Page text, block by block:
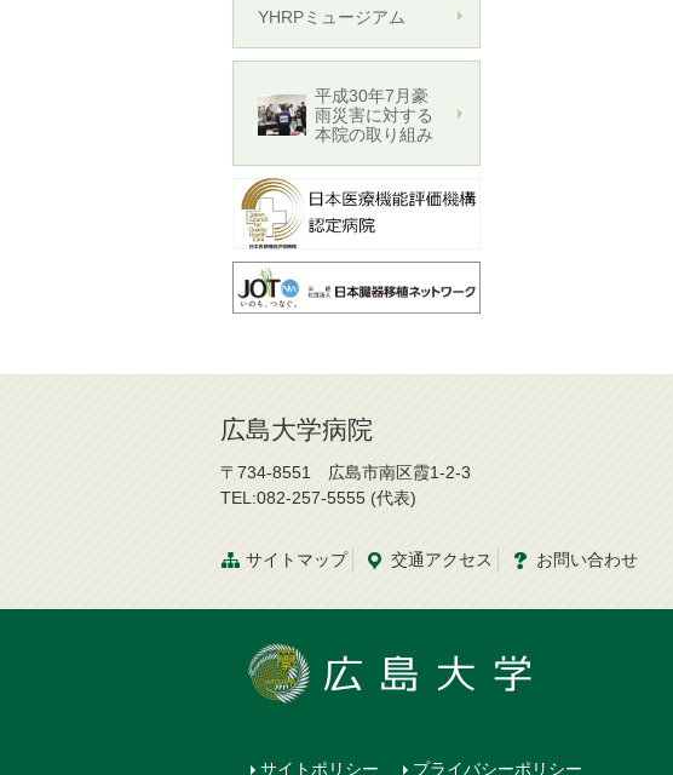
YHRPミュージアム
平成30年7月豪
雨災害に対する
本院の取り組み
広島大学病院
〒734-8551 広島市南区霞1-2-3
TEL:082-257-5555 (代表)
サイトマップ 交通アクセス お問い合わせ
サイトポリシー プライバシーポリシー